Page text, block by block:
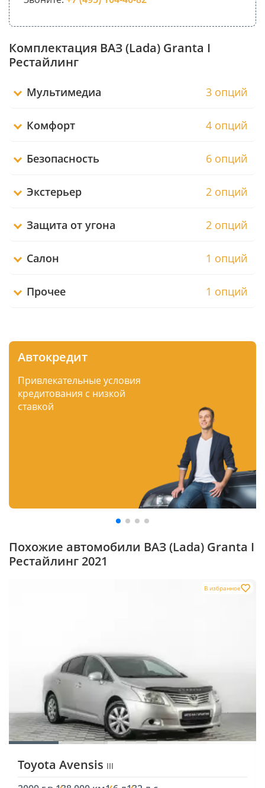
Комплектация ВАЗ (Lada) Granta I
Рестайлинг
Мультимедиа 3 опций
Комфорт 4 опций
Безопасность 6 опций
Экстерьер 2 опций
Защита от угона 2 опций
Салон 1 опций
Прочее 1 опций
Автокредит
Привлекательные условия
кредитования с низкой
ставкой
Похожие автомобили ВАЗ (Lada) Granta I
Рестайлинг 2021
В избранное
Toyota Avensis III